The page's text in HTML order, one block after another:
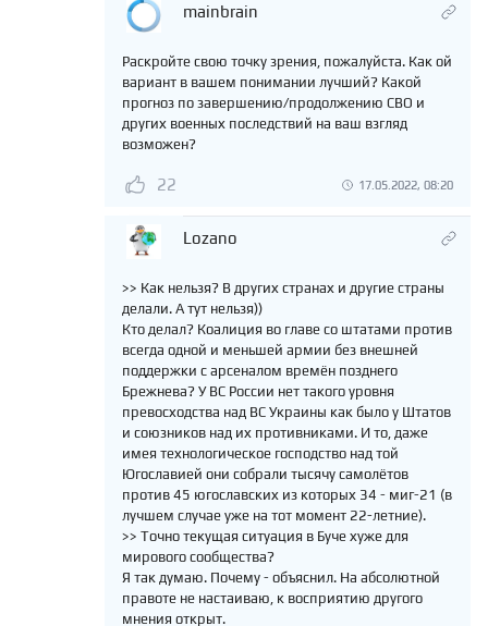
mainbrain
Раскройте свою точку зрения, пожалуйста. Как ой
вариант в вашем понимании лучший? Какой
прогноз по завершению/продолжению СВО и
других военных последствий на ваш взгляд
возможен?
22 17.05.2022, 08:20
Lozano
>> Как нельзя? В других странах и другие страны
делали. А тут нельзя))
Кто делал? Коалиция во главе со штатами против
всегда одной и меньшей армии без внешней
поддержки с арсеналом времён позднего
Брежнева? У ВС России нет такого уровня
превосходства над ВС Украины как было у Штатов
и союзников над их противниками. И то, даже
имея технологическое господство над той
Югославией они собрали тысячу самолётов
против 45 югославских из которых 34 - миг-21 (в
лучшем случае уже на тот момент 22-летние).
>> Точно текущая ситуация в Буче хуже для
мирового сообщества?
Я так думаю. Почему - объяснил. На абсолютной
правоте не настаиваю, к восприятию другого
мнения открыт.